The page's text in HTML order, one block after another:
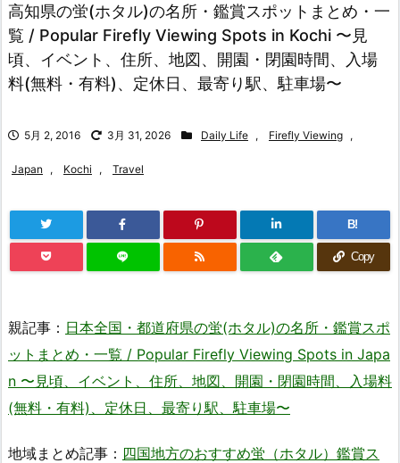
高知県の蛍(ホタル)の名所・鑑賞スポットまとめ・一
覧 / Popular Firefly Viewing Spots in Kochi 〜見
頃、イベント、住所、地図、開園・閉園時間、入場
料(無料・有料)、定休日、最寄り駅、駐車場〜
5月 2, 2016 3月 31, 2026 Daily Life , Firefly Viewing ,
Japan , Kochi , Travel
B!
Copy
親記事： 日本全国・都道府県の蛍(ホタル)の名所・鑑賞スポ
ットまとめ・一覧 / Popular Firefly Viewing Spots in Japa
n 〜見頃、イベント、住所、地図、開園・閉園時間、入場料
(無料・有料)、定休日、最寄り駅、駐車場〜
地域まとめ記事： 四国地方のおすすめ蛍（ホタル）鑑賞ス